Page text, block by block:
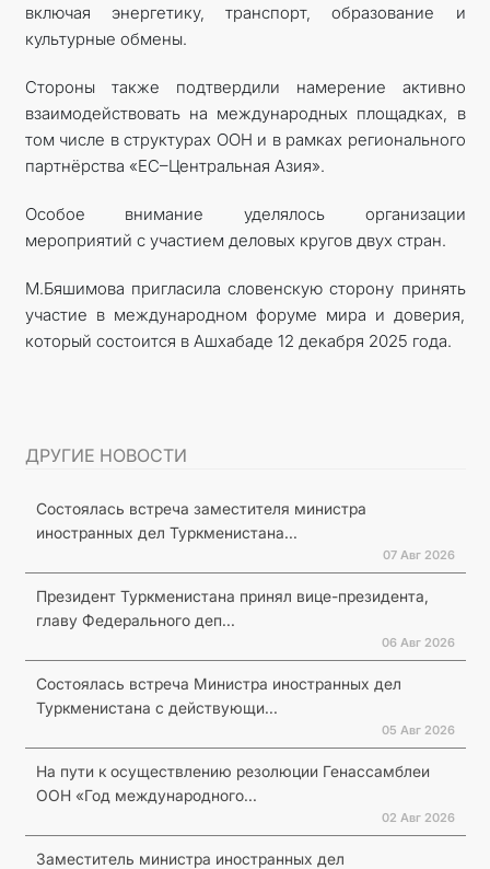
включая энергетику, транспорт, образование и
культурные обмены.
Стороны также подтвердили намерение активно
взаимодействовать на международных площадках, в
том числе в структурах ООН и в рамках регионального
партнёрства «ЕС–Центральная Азия».
Особое внимание уделялось организации
мероприятий с участием деловых кругов двух стран.
М.Бяшимова пригласила словенскую сторону принять
участие в международном форуме мира и доверия,
который состоится в Ашхабаде 12 декабря 2025 года.
ДРУГИЕ НОВОСТИ
Состоялась встреча заместителя министра
иностранных дел Туркменистана...
07 Авг 2026
Президент Туркменистана принял вице-президента,
главу Федерального деп...
06 Авг 2026
Состоялась встреча Министра иностранных дел
Туркменистана с действующи...
05 Авг 2026
На пути к осуществлению резолюции Генассамблеи
ООН «Год международного...
02 Авг 2026
Заместитель министра иностранных дел